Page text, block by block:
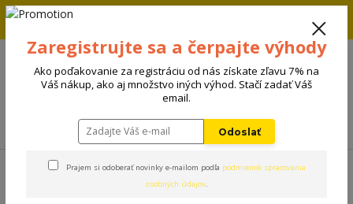
Zľava 5% na prvú objednávku. Zadaj kód FIRST5 a zľava sa
+421 908 198 133 (Po-Pia, 8-15 hod.)
0 €
Oblečenie
Zaregistrujte sa a čerpajte výhody
Ako poďakovanie za registráciu od nás získate zľavu 7% na
Váš nákup, ako aj množstvo iných výhod. Stačí zadať Váš
email.
Odoslať
Prajem si odoberať novinky e-mailom podľa podmienok spracovania
osobných údajov.